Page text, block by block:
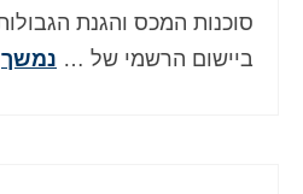
ביישום הרשמי של … נמשך